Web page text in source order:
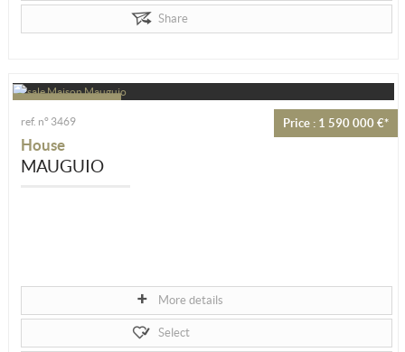
Share
Price : 1 590 000 €*
ref. n° 3469
House
MAUGUIO
More details
Select